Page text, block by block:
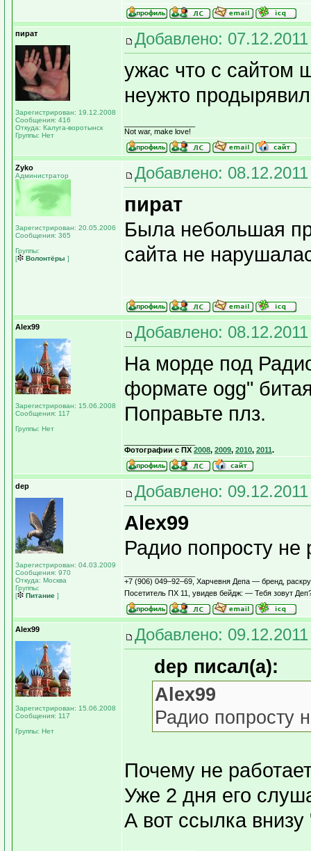
пират
Зарегистрирован: 19.12.2008
Сообщения: 416
Откуда: Калуга-воротынск
Группы: Нет
Добавлено:
ужас что с сайтом
неужто
Not war, make love!
Zyko
Администратор
Зарегистрирован: 20.05.2006
Сообщения: 365
Группы:
[
Волонтёры ]
Добавлено:
пират
Была небольшая
сайта не
Alex99
Зарегистрирован: 15.06.2008
Сообщения: 117
Группы: Нет
Добавлено:
На морде под
формате ogg"
Поправьте плз.
Фотографии с ПХ 2008, 2009, 2010, 2011.
dep
Зарегистрирован: 04.03.2009
Сообщения: 970
Откуда: Москва
Группы:
[
Питание ]
Добавлено:
Alex99
Радио попросту не
+7 (906) 049–92–69, Харчевня Депа — бренд,
Посетитель ПХ 11, увидев бейдж: — Тебя зовут
Alex99
Зарегистрирован: 15.06.2008
Сообщения: 117
Группы: Нет
Добавлено:
dep писал(а):
Alex99
Радио попросту
Почему не
Уже 2 дня его
А вот ссылка